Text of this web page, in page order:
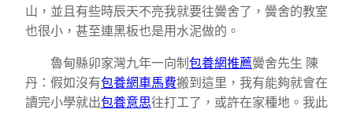
山，並且有些時辰天不亮我就要往黌舍了，黌舍的教室
也很小，甚至連黑板也是用水泥做的。
魯甸縣卯家灣九年一向制 包養網推薦黌舍先生 陳
丹：假如沒有包養網車馬費搬到這里，我有能夠就會在
讀完小學就出包養意思往打工了，或許在家種地。我此